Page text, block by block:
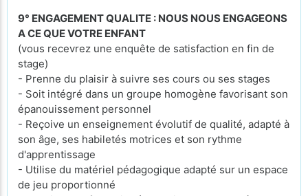
9° ENGAGEMENT QUALITE : NOUS NOUS ENGAGEONS
A CE QUE VOTRE ENFANT
(vous recevrez une enquête de satisfaction en fin de
stage)
- Prenne du plaisir à suivre ses cours ou ses stages
- Soit intégré dans un groupe homogène favorisant son
épanouissement personnel
- Reçoive un enseignement évolutif de qualité, adapté à
son âge, ses habiletés motrices et son rythme
d'apprentissage
- Utilise du matériel pédagogique adapté sur un espace
de jeu proportionné